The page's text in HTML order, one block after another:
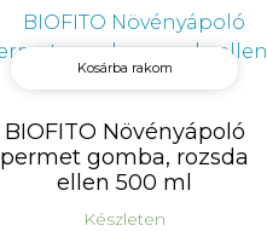
Kosárba rakom
BIOFITO Növényápoló
permet gomba, rozsda
ellen 500 ml
Készleten